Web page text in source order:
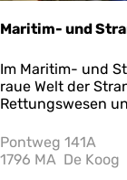
Maritim- und
M
a
r
t
i
Im Maritim- und
raue Welt der
Rettungswesen
Pontweg 141A
1796 MA De Koog